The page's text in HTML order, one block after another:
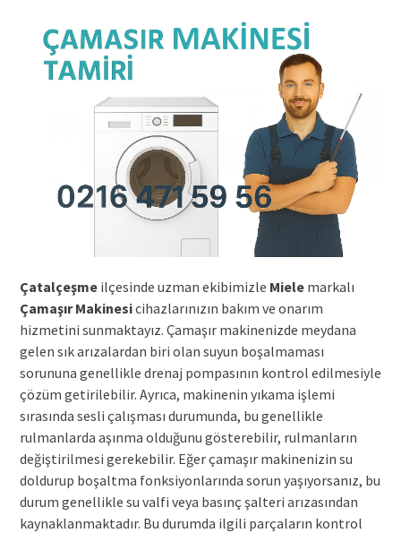
Çatalçeşmeilçesinde uzman ekibimizle Mielemarkalı
Çamaşır Makinesicihazlarınızın bakım ve onarım
hizmetini sunmaktayız. Çamaşır makinenizde meydana
gelen sık arızalardan biri olan suyun boşalmaması
sorununa genellikle drenaj pompasının kontrol edilmesiyle
çözüm getirilebilir. Ayrıca, makinenin yıkama işlemi
sırasında sesli çalışması durumunda, bu genellikle
rulmanlarda aşınma olduğunu gösterebilir, rulmanların
değiştirilmesi gerekebilir. Eğer çamaşır makinenizin su
doldurup boşaltma fonksiyonlarında sorun yaşıyorsanız, bu
durum genellikle su valfi veya basınç şalteri arızasından
kaynaklanmaktadır. Bu durumda ilgili parçaların kontrol